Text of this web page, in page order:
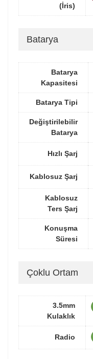
(İris)
Batarya
Batarya
Kapasitesi
Batarya Tipi
Değiştirilebilir
Batarya
Hızlı Şarj
Kablosuz Şarj
Kablosuz
Ters Şarj
Konuşma
Süresi
Çoklu Ortam
3.5mm
Kulaklık
Radio